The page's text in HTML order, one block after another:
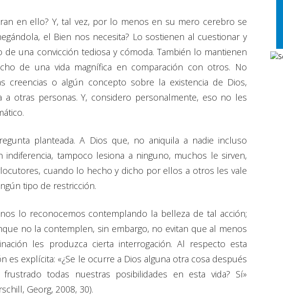
en ello? Y, tal vez, por lo menos en su mero cerebro se
el Bien nos necesita? Lo sostienen al cuestionar y
una convicción tediosa y cómoda. También lo mantienen
de una vida magnífica en comparación con otros. No
creencias o algún concepto sobre la existencia de Dios,
a otras personas. Y, considero personalmente, eso no les
planteada. A Dios que, no aniquila a nadie incluso
tampoco lesiona a ninguno, muchos le sirven,
cuando lo hecho y dicho por ellos a otros les vale
tipo de restricción.
lo reconocemos contemplando la belleza de tal acción;
no la contemplen, sin embargo, no evitan que al menos
les produzca cierta interrogación. Al respecto esta
es explícita: «¿Se le ocurre a Dios alguna otra cosa después
todas nuestras posibilidades en esta vida? Sí»
Georg, 2008, 30).